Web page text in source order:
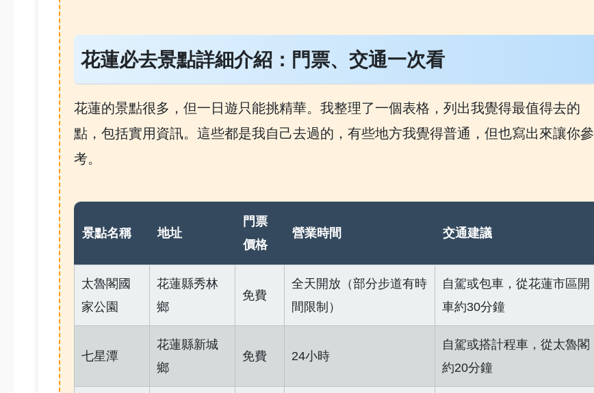
花蓮必去景點詳細介紹：門票、交通一次看
花蓮的景點很多，但一日遊只能挑精華。我整理了一個表格，列出我覺得最值得去的
點，包括實用資訊。這些都是我自己去過的，有些地方我覺得普通，但也寫出來讓你參
考。
景點名稱 地址
門票
價格
營業時間 交通建議
太魯閣國
家公園
花蓮縣秀林
鄉
免費
全天開放（部分步道有時
間限制）
自駕或包車，從花蓮市區開
車約30分鐘
七星潭
花蓮縣新城
鄉
免費 24小時
自駕或搭計程車，從太魯閣
約20分鐘